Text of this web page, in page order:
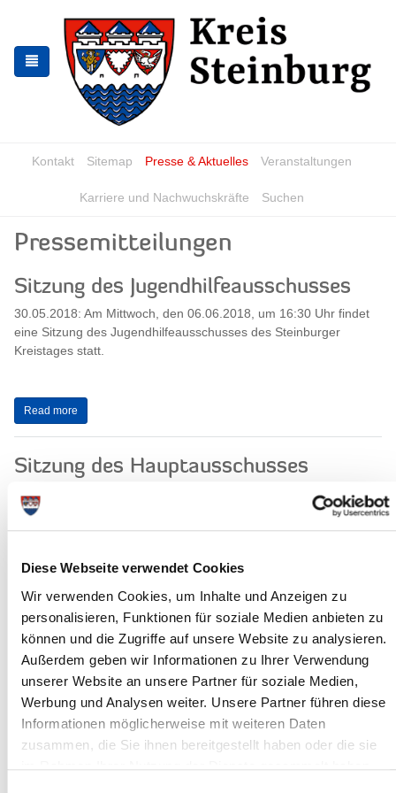
Diese Webseite verwendet Cookies
Wir verwenden Cookies, um Inhalte und Anzeigen zu
personalisieren, Funktionen für soziale Medien anbieten zu
können und die Zugriffe auf unsere Website zu analysieren.
Außerdem geben wir Informationen zu Ihrer Verwendung
unserer Website an unsere Partner für soziale Medien,
Werbung und Analysen weiter. Unsere Partner führen diese
Informationen möglicherweise mit weiteren Daten
zusammen, die Sie ihnen bereitgestellt haben oder die sie
springen
springen
Kontakt Sitemap Presse & Aktuelles Veranstaltungen
Karriere und Nachwuchskräfte Suchen
Pressemitteilungen
Sitzung des Jugendhilfeausschusses
30.05.2018: Am Mittwoch, den 06.06.2018, um 16:30 Uhr findet
eine Sitzung des Jugendhilfeausschusses des Steinburger
Kreistages statt.
Read more
Sitzung des Hauptausschusses
24.05.2018: Am Mittwoch, den 30.05.2018, um 17.00 Uhr, tagt
der Hauptausschuss des Steinburger Kreistages.
Read more
Sitzung des Kreiswahlausschusses
09.05.18: Der Kreiswahlausschuss des Kreises Steinburg für die
Kreiswahl 2018 tagt am Donnerstag, dem 31. Mai 2018, um
Read more